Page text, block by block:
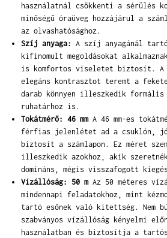
használatnál csökkenti a sérülés
minőségű óraüveg hozzájárul a
az olvashatósághoz.
Szíj anyaga: A szíj anyagánál
kifinomult megoldásokat
is komfortos viseletet biztosít. A
elegáns kontrasztot teremt a
darab könnyen illeszkedik
ruhatárhoz is.
Tokátmérő: 46 mmA 46 mm-es
férfias jelenlétet ad a csuklón, jó
biztosít a számlapon. Ez méret
illeszkedik azokhoz, akik
domináns, mégis visszafogott
Vízállóság: 50 mAz 50 méteres
mindennapi feladatokhoz, mint
tartó esőnek való kitettség. Nem
szabványos vízállóság kényelmi
használatban és biztosítja a